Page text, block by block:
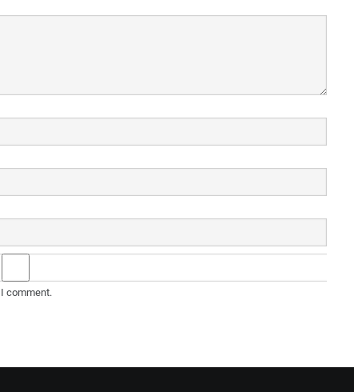
comment.